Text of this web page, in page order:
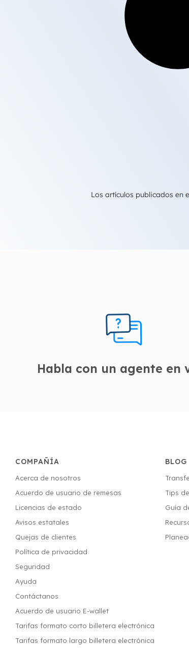
Los artículos publicados en
Habla con un agente en
COMPAÑÍA
Acerca de nosotros
Acuerdo de usuario de remesas
Licencias de estado
Avisos estatales
Quejas de clientes
Política de privacidad
Seguridad
Ayuda
Contáctanos
Acuerdo de usuario E-wallet
Tarifas formato corto billetera electrónica
Tarifas formato largo billetera electrónica
BLOG
Tips
Guía